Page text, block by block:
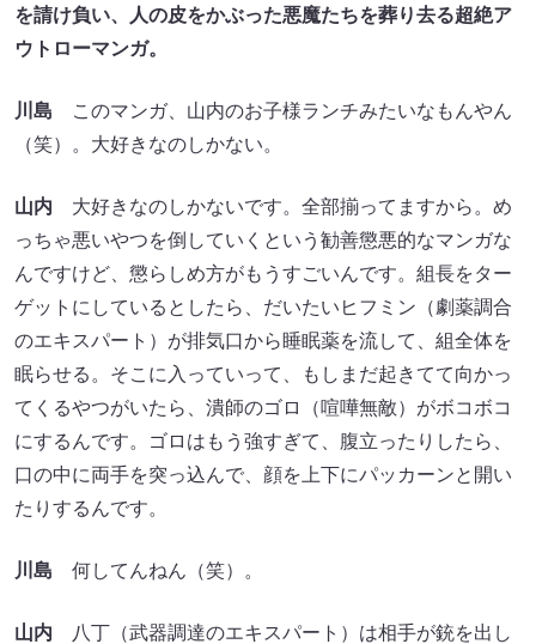
を請け負い、人の皮をかぶった悪魔たちを葬り去る超絶ア
ウトローマンガ。
川島 このマンガ、山内のお子様ランチみたいなもんやん
（笑）。大好きなのしかない。
山内 大好きなのしかないです。全部揃ってますから。め
っちゃ悪いやつを倒していくという勧善懲悪的なマンガな
んですけど、懲らしめ方がもうすごいんです。組長をター
ゲットにしているとしたら、だいたいヒフミン（劇薬調合
のエキスパート）が排気口から睡眠薬を流して、組全体を
眠らせる。そこに入っていって、もしまだ起きてて向かっ
てくるやつがいたら、潰師のゴロ（喧嘩無敵）がボコボコ
にするんです。ゴロはもう強すぎて、腹立ったりしたら、
口の中に両手を突っ込んで、顔を上下にパッカーンと開い
たりするんです。
川島 何してんねん（笑）。
山内 八丁（武器調達のエキスパート）は相手が銃を出し